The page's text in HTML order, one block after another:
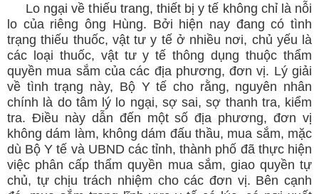
Lo ngại về thiếu trang, thiết bị y tế không chỉ là nỗi
lo của riêng ông Hùng. Bởi hiện nay đang có tình
trạng thiếu thuốc, vật tư y tế ở nhiều nơi, chủ yếu là
các loại thuốc, vật tư y tế thông dụng thuộc thẩm
quyền mua sắm của các địa phương, đơn vị. Lý giải
về tình trạng này, Bộ Y tế cho rằng, nguyên nhân
chính là do tâm lý lo ngại, sợ sai, sợ thanh tra, kiểm
tra. Điều này dẫn đến một số địa phương, đơn vị
không dám làm, không dám đấu thầu, mua sắm, mặc
dù Bộ Y tế và UBND các tỉnh, thành phố đã thực hiện
việc phân cấp thẩm quyền mua sắm, giao quyền tự
chủ, tự chịu trách nhiệm cho các đơn vị. Bên cạnh